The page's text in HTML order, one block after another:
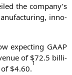
the company’s
inno­
expec­ting GAAP
of $72.5 bil­li­
of $4.60.
1